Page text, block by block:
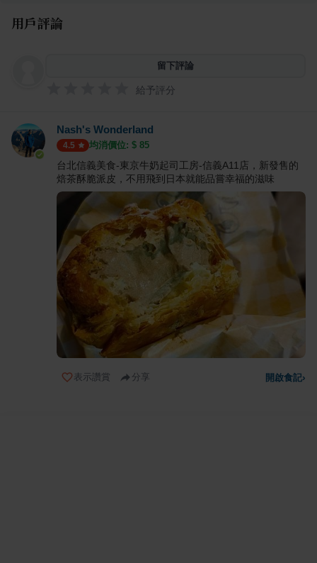
用戶評論
留下評論
給予評分
Nash's Wonderland
4.5 均消價位: $ 85
台北信義美食-東京牛奶起司工房-信義A11店，新發售的
焙茶酥脆派皮，不用飛到日本就能品嘗幸福的滋味
表示讚賞 分享 開啟食記›